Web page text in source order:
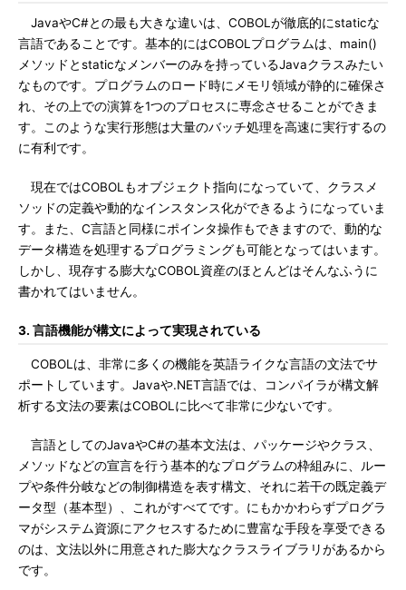
JavaやC#との最も大きな違いは、COBOLが徹底的にstaticな
言語であることです。基本的にはCOBOLプログラムは、main()
メソッドとstaticなメンバーのみを持っているJavaクラスみたい
なものです。プログラムのロード時にメモリ領域が静的に確保さ
れ、その上での演算を1つのプロセスに専念させることができま
す。このような実行形態は大量のバッチ処理を高速に実行するの
に有利です。
現在ではCOBOLもオブジェクト指向になっていて、クラスメ
ソッドの定義や動的なインスタンス化ができるようになっていま
す。また、C言語と同様にポインタ操作もできますので、動的な
データ構造を処理するプログラミングも可能となってはいます。
しかし、現存する膨大なCOBOL資産のほとんどはそんなふうに
書かれてはいません。
3. 言語機能が構文によって実現されている
COBOLは、非常に多くの機能を英語ライクな言語の文法でサ
ポートしています。Javaや.NET言語では、コンパイラが構文解
析する文法の要素はCOBOLに比べて非常に少ないです。
言語としてのJavaやC#の基本文法は、パッケージやクラス、
メソッドなどの宣言を行う基本的なプログラムの枠組みに、ルー
プや条件分岐などの制御構造を表す構文、それに若干の既定義デ
ータ型（基本型）、これがすべてです。にもかかわらずプログラ
マがシステム資源にアクセスするために豊富な手段を享受できる
のは、文法以外に用意された膨大なクラスライブラリがあるから
です。